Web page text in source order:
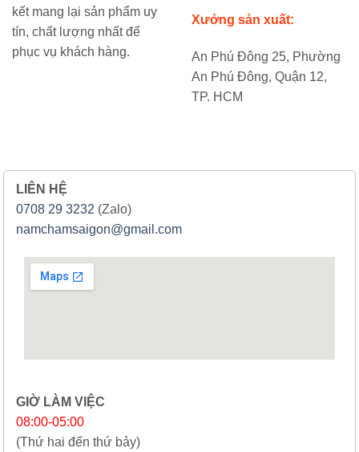
kết mang lại sản phẩm uy
tín, chất lượng nhất để
phục vụ khách hàng.
Xưởng sản xuất:
An Phú Đông 25, Phường
An Phú Đông, Quận 12,
TP. HCM
LIÊN HỆ
0708 29 3232 (Zalo)
namchamsaigon@gmail.com
GIỜ LÀM VIỆC
08:00-05:00
(Thứ hai đến thứ bảy)